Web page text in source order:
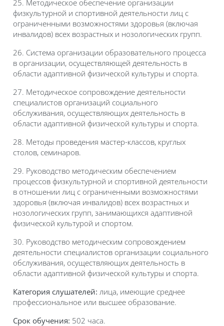
25. Методическое обеспечение организации
физкультурной и спортивной деятельности лиц с
ограниченными возможностями здоровья (включая
инвалидов) всех возрастных и нозологических групп.
26. Система организации образовательного процесса
в организации, осуществляющей деятельность в
области адаптивной физической культуры и спорта.
27. Методическое сопровождение деятельности
специалистов организаций социального
обслуживания, осуществляющих деятельность в
области адаптивной физической культуры и спорта.
28. Методы проведения мастер-классов, круглых
столов, семинаров.
29. Руководство методическим обеспечением
процессов физкультурной и спортивной деятельности
в отношении лиц с ограниченными возможностями
здоровья (включая инвалидов) всех возрастных и
нозологических групп, занимающихся адаптивной
физической культурой и спортом.
30. Руководство методическим сопровождением
деятельности специалистов организации социального
обслуживания, осуществляющих деятельность в
области адаптивной физической культуры и спорта.
Категория слушателей: лица, имеющие среднее
профессиональное или высшее образование.
Срок обучения: 502 часа.